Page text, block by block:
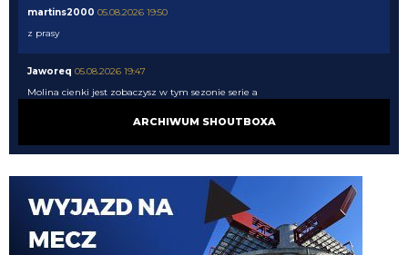
martins2000 05.08.2026 19:50
z prasy
Jaworeq 05.08.2026 19:47
Molina cienki jest zobaczysz w tym sezonie serie a
Ausilio jak pytał o Molinę to 30 chcieli
timon 05.08.2026 19:44
ARCHIWUM SHOUTBOXA